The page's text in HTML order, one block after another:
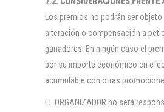
Los premios no podrán ser
alteración o compensación a
ganadores. En ningún caso el
por su importe económico en
acumulable con otras
EL ORGANIZADOR no será